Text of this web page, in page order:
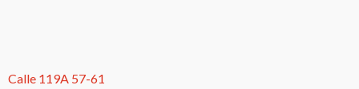
Calle 119A 57-61